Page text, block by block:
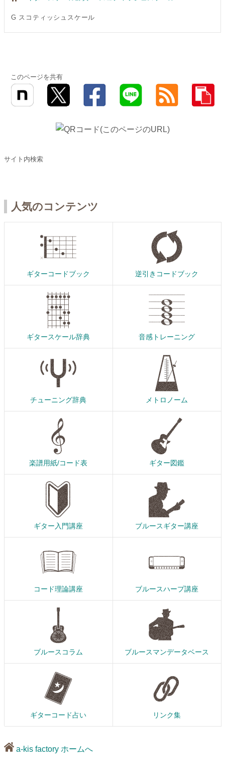
G スコティッシュスケール
このページを共有
サイト内検索
人気のコンテンツ
ギターコードブック 逆引きコードブック
ギタースケール辞典 音感トレーニング
チューニング辞典 メトロノーム
楽譜用紙/コード表 ギター図鑑
ギター入門講座 ブルースギター講座
コード理論講座 ブルースハープ講座
ブルースコラム ブルースマンデータベース
ギターコード占い リンク集
a-kis factory ホームへ